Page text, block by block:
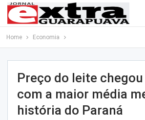
Home Economia
Preço do leite chegou
com a maior média
história do Paraná